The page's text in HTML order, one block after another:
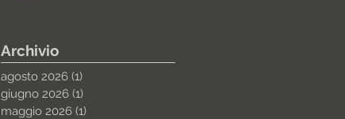
Archivio
agosto 2026 (1)
giugno 2026 (1)
maggio 2026 (1)